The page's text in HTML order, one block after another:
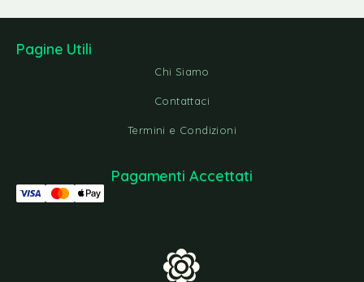
Pagine Utili
Chi Siamo
Contattaci
Termini e Condizioni
Pagamenti Accettati